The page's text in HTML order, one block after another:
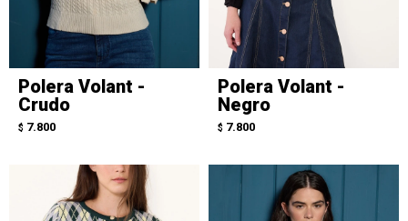
Polera Volant -
Crudo
$ 7.800
Polera Volant -
Negro
$ 7.800